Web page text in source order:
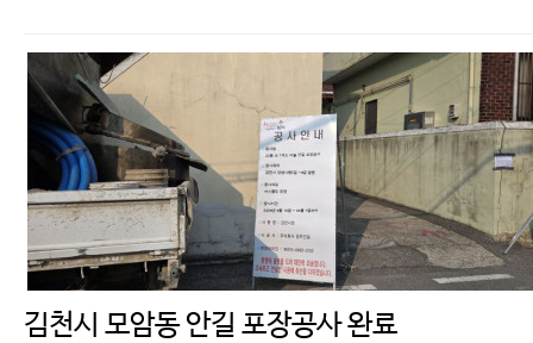
김천시 모암동 안길 포장공사 완료